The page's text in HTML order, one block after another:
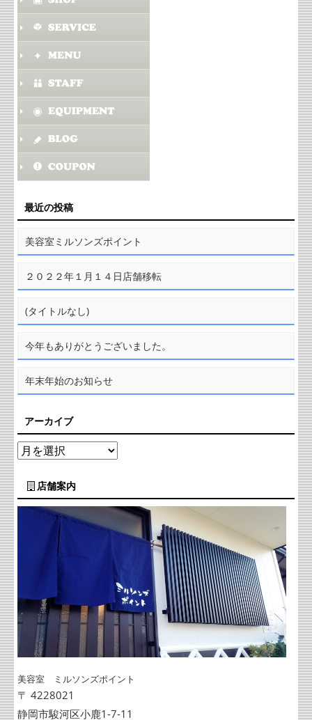
最近の投稿
美容室ミルソンズポイント
２０２２年１月１４日店舗移転
(タイトルなし)
今年もありがとうございました。
年末年始のお知らせ
アーカイブ
店舗案内
美容室 ミルソンズポイント
〒 4228021
静岡市駿河区小鹿1-7-11